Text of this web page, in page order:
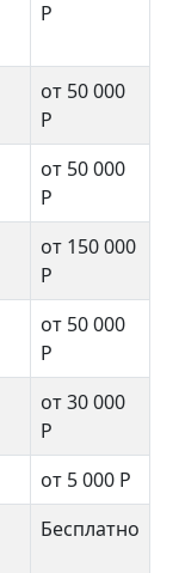
Р
от 50 000
Р
от 50 000
Р
от 150 000
Р
от 50 000
Р
от 30 000
Р
от 5 000 Р
Бесплатно